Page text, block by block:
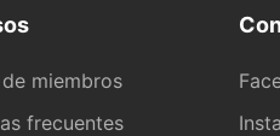
miembros
frecuentes